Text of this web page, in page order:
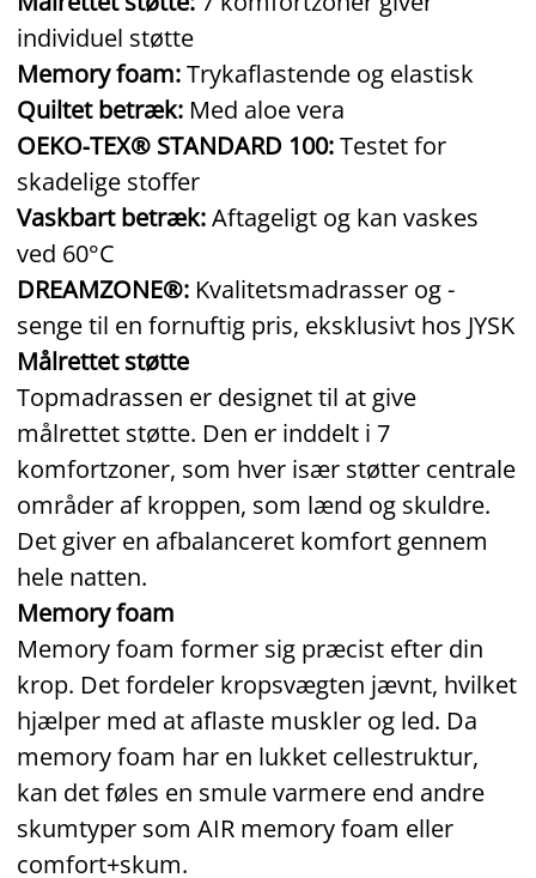
individuel støtte
Memory foam:Trykaflastende og elastisk
Quiltet betræk: Med aloe vera
OEKO‑TEX® STANDARD 100:Testet for
skadelige stoffer
Vaskbart betræk:Aftageligt og kan vaskes
ved 60°C
DREAMZONE®: Kvalitetsmadrasser og -
senge til en fornuftig pris, eksklusivt hos JYSK
Målrettet støtte
Topmadrassen er designet til at give
målrettet støtte. Den er inddelt i 7
komfortzoner, som hver især støtter centrale
områder af kroppen, som lænd og skuldre.
Det giver en afbalanceret komfort gennem
hele natten.
Memory foam
Memory foam former sig præcist efter din
krop. Det fordeler kropsvægten jævnt, hvilket
hjælper med at aflaste muskler og led. Da
memory foam har en lukket cellestruktur,
kan det føles en smule varmere end andre
skumtyper som AIR memory foam eller
comfort+skum.